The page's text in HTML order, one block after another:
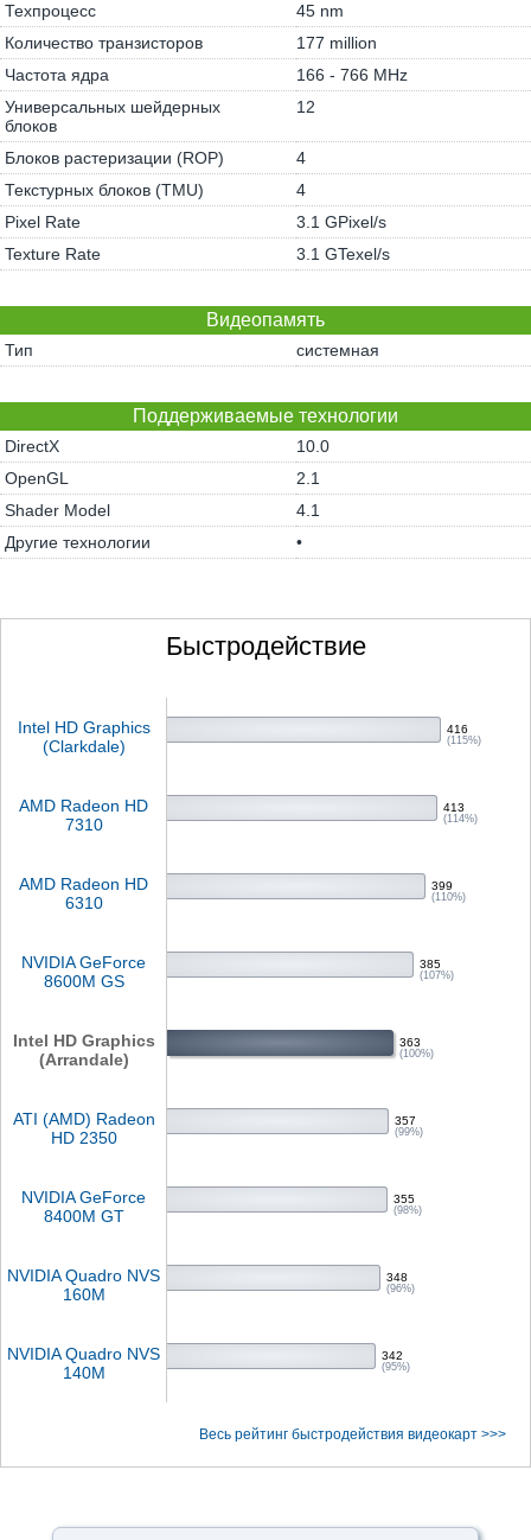
Техпроцесс
45 nm
Количество транзисторов
177 million
Частота ядра
166 - 766 MHz
Универсальных шейдерных
блоков
12
Блоков растеризации (ROP)
4
Текстурных блоков (TMU)
4
Pixel Rate
3.1 GPixel/s
Texture Rate
3.1 GTexel/s
Видеопамять
Тип системная
Поддерживаемые технологии
DirectX
10.0
OpenGL
2.1
Shader Model
4.1
Другие технологии
•
Быстродействие
Intel HD Graphics
(Clarkdale)
416
(115%)
AMD Radeon HD
7310
413
(114%)
AMD Radeon HD
6310
399
(110%)
NVIDIA GeForce
8600M GS
385
(107%)
Intel HD Graphics
(Arrandale)
363
(100%)
ATI (AMD) Radeon
HD 2350
357
(99%)
NVIDIA GeForce
8400M GT
355
(98%)
NVIDIA Quadro NVS
160M
348
(96%)
NVIDIA Quadro NVS
140M
342
(95%)
Весь рейтинг быстродействия видеокарт >>>